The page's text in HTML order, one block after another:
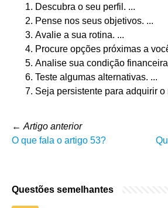
Descubra o seu perfil. ...
Pense nos seus objetivos. ...
Avalie a sua rotina. ...
Procure opções próximas a
Analise sua condição
Teste algumas alternativas. ...
Seja persistente para adquirir o
← Artigo anterior
O que fala o artigo 53?
Questões semelhantes